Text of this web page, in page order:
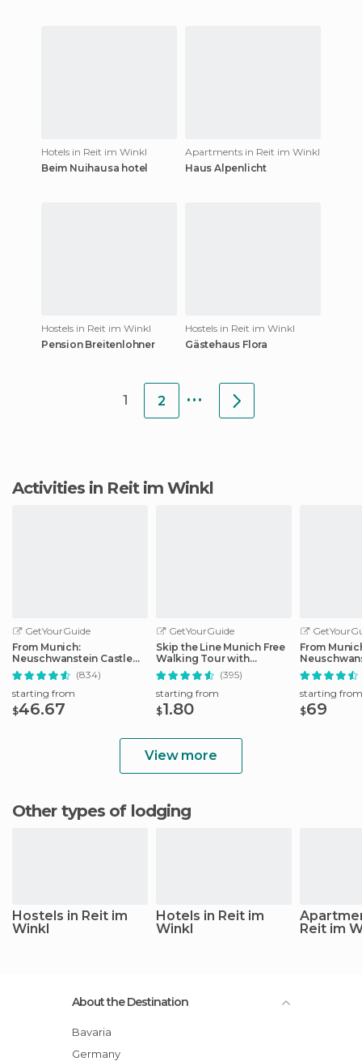
Hotels in Reit im Winkl
Beim Nuihausa hotel
Apartments in Reit im Winkl
Haus Alpenlicht
Hostels in Reit im Winkl
Pension Breitenlohner
Hostels in Reit im Winkl
Gästehaus Flora
1 2 ...
Activities in Reit im Winkl
GetYourGuide
From Munich:
Neuschwanstein Castle
Full-Day Trip(834)
starting from
$46.67
GetYourGuide
Skip the Line Munich Free
Walking Tour with
Booking Fee (395)
starting from
$1.80
From
Full-Day
starting from
$69
View more
Other types of lodging
Hostels in Reit im
Winkl
Hotels in Reit im
Winkl
Reit im
About the Destination
Bavaria
Germany